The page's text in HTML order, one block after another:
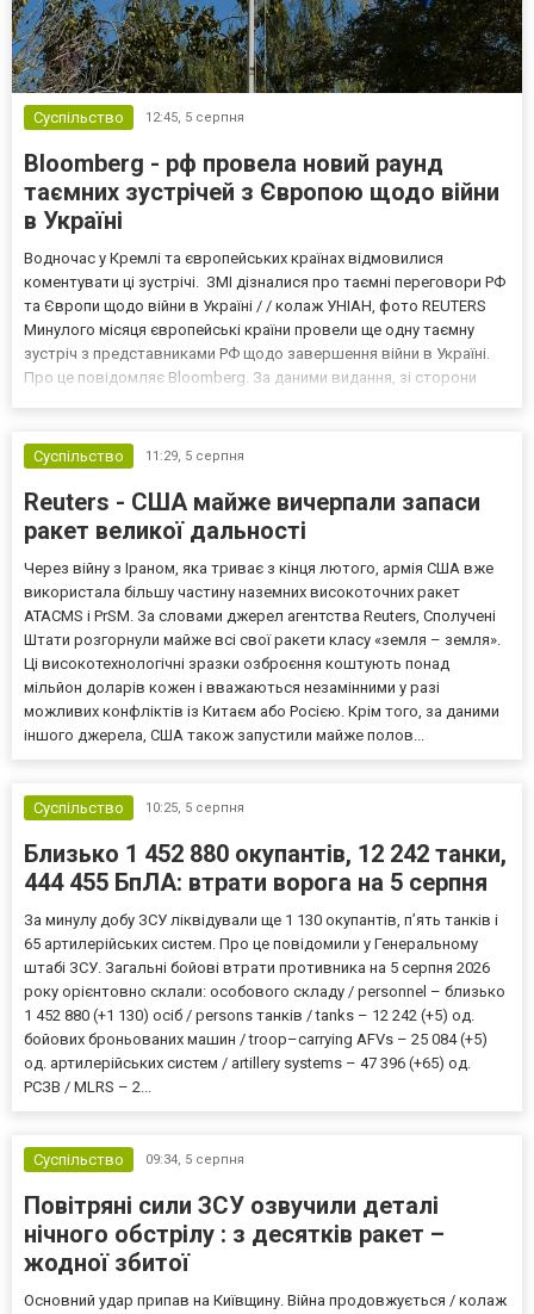
Суспільство 12:45, 5 серпня
Bloomberg - рф провела новий раунд
таємних зустрічей з Європою щодо війни
в Україні
Водночас у Кремлі та європейських країнах відмовилися
коментувати ці зустрічі. ЗМІ дізналися про таємні переговори РФ
та Європи щодо війни в Україні / / колаж УНІАН, фото REUTERS
Минулого місяця європейські країни провели ще одну таємну
зустріч з представниками РФ щодо завершення війни в Україні.
Про це повідомляє Bloomberg. За даними видання, зі сторони
Суспільство
11:29, 5 серпня
Reuters - США майже вичерпали запаси
ракет великої дальності
Через війну з Іраном, яка триває з кінця лютого, армія США вже
використала більшу частину наземних високоточних ракет
ATACMS і PrSM. За словами джерел агентства Reuters, Сполучені
Штати розгорнули майже всі свої ракети класу «земля – земля».
Ці високотехнологічні зразки озброєння коштують понад
мільйон доларів кожен і вважаються незамінними у разі
можливих конфліктів із Китаєм або Росією. Крім того, за даними
іншого джерела, США також запустили майже полов...
Суспільство 10:25, 5 серпня
Близько 1 452 880 окупантів, 12 242 танки,
444 455 БпЛА: втрати ворога на 5 серпня
За минулу добу ЗСУ ліквідували ще 1 130 окупантів, пʼять танків і
65 артилерійських систем. Про це повідомили у Генеральному
штабі ЗСУ. Загальні бойові втрати противника на 5 серпня 2026
року орієнтовно склали: особового складу / personnel – близько
1 452 880 (+1 130) осіб / persons танків / tanks – 12 242 (+5) од.
бойових броньованих машин / troop–carrying AFVs – 25 084 (+5)
од. артилерійських систем / artillery systems – 47 396 (+65) од.
РСЗВ / MLRS – 2...
Суспільство 09:34, 5 серпня
Повітряні сили ЗСУ озвучили деталі
нічного обстрілу : з десятків ракет –
жодної збитої
Основний удар припав на Київщину. Війна продовжується / колаж